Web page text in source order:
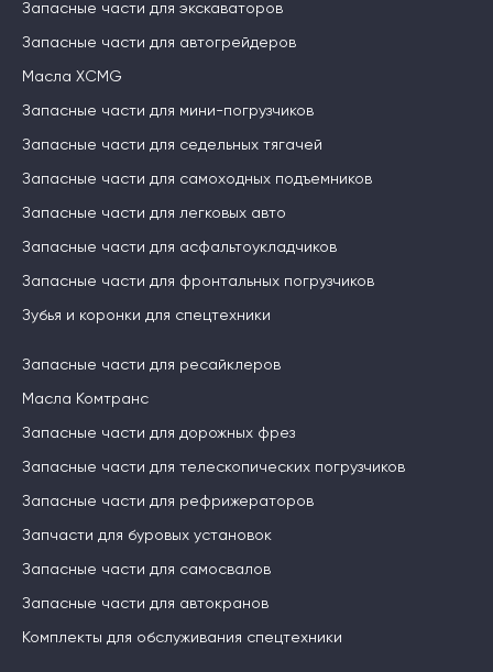
Запасные части для экскаваторов
Запасные части для автогрейдеров
Масла XCMG
Запасные части для мини-погрузчиков
Запасные части для седельных тягачей
Запасные части для самоходных подъемников
Запасные части для легковых авто
Запасные части для асфальтоукладчиков
Запасные части для фронтальных погрузчиков
Зубья и коронки для спецтехники
Запасные части для ресайклеров
Масла Комтранс
Запасные части для дорожных фрез
Запасные части для телескопических погрузчиков
Запасные части для рефрижераторов
Запчасти для буровых установок
Запасные части для самосвалов
Запасные части для автокранов
Комплекты для обслуживания спецтехники